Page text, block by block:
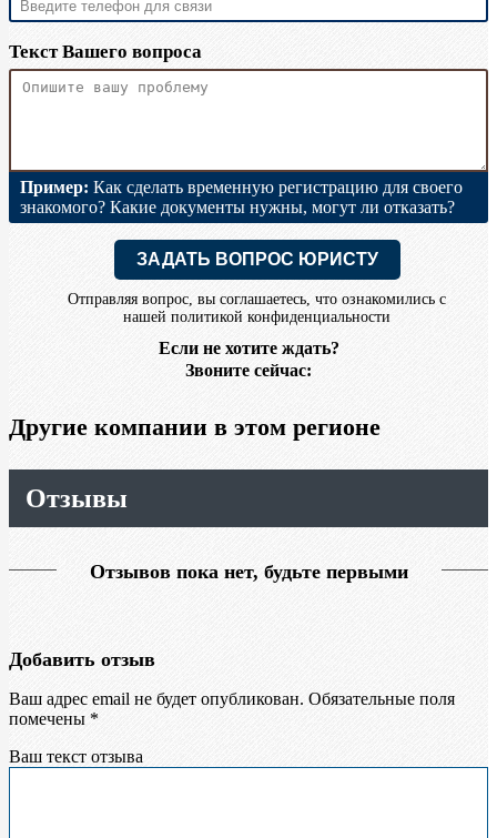
Текст Вашего вопроса
Пример: Как сделать временную регистрацию для своего
знакомого? Какие документы нужны, могут ли отказать?
ЗАДАТЬ ВОПРОС ЮРИСТУ
Отправляя вопрос, вы соглашаетесь, что ознакомились с
нашей политикой конфиденциальности
Если не хотите ждать?
Звоните сейчас:
Другие компании в этом регионе
Отзывы
Отзывов пока нет, будьте первыми
Добавить отзыв
Ваш адрес email не будет опубликован. Обязательные поля
помечены *
Ваш текст отзыва